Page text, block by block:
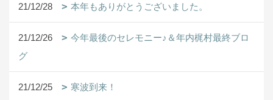
21/12/28 本年もありがとうございました。
21/12/26
今年最後のセレモニー♪＆年内梶村最終ブロ
グ
21/12/25 寒波到来！